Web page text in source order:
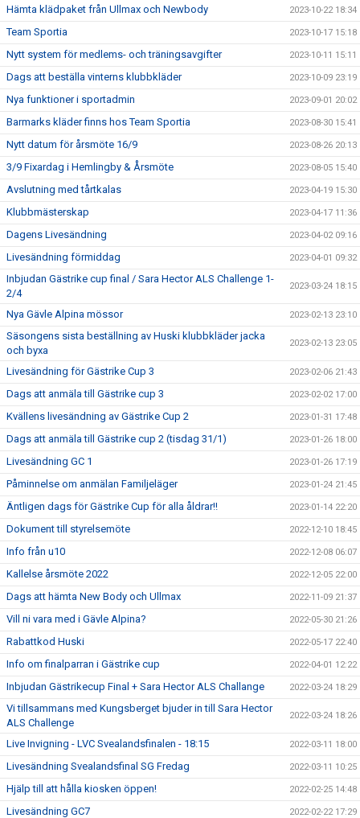
Hämta klädpaket från Ullmax och Newbody 2023-10-22 18:34
Team Sportia 2023-10-17 15:18
Nytt system för medlems- och träningsavgifter 2023-10-11 15:11
Dags att beställa vinterns klubbkläder 2023-10-09 23:19
Nya funktioner i sportadmin 2023-09-01 20:02
Barmarks kläder finns hos Team Sportia 2023-08-30 15:41
Nytt datum för årsmöte 16/9 2023-08-26 20:13
3/9 Fixardag i Hemlingby & Årsmöte 2023-08-05 15:40
Avslutning med tårtkalas 2023-04-19 15:30
Klubbmästerskap 2023-04-17 11:36
Dagens Livesändning 2023-04-02 09:16
Livesändning förmiddag 2023-04-01 09:32
Inbjudan Gästrike cup final / Sara Hector ALS Challenge 1-
2/4
2023-03-24 18:15
Nya Gävle Alpina mössor 2023-02-13 23:10
Säsongens sista beställning av Huski klubbkläder jacka
och byxa
2023-02-13 23:05
Livesändning för Gästrike Cup 3 2023-02-06 21:43
Dags att anmäla till Gästrike cup 3 2023-02-02 17:00
Kvällens livesändning av Gästrike Cup 2 2023-01-31 17:48
Dags att anmäla till Gästrike cup 2 (tisdag 31/1) 2023-01-26 18:00
Livesändning GC 1 2023-01-26 17:19
Påminnelse om anmälan Familjeläger 2023-01-24 21:45
Äntligen dags för Gästrike Cup för alla åldrar!! 2023-01-14 22:20
Dokument till styrelsemöte 2022-12-10 18:45
Info från u10 2022-12-08 06:07
Kallelse årsmöte 2022 2022-12-05 22:00
Dags att hämta New Body och Ullmax 2022-11-09 21:37
Vill ni vara med i Gävle Alpina? 2022-05-30 21:26
Rabattkod Huski 2022-05-17 22:40
Info om finalparran i Gästrike cup 2022-04-01 12:22
Inbjudan Gästrikecup Final + Sara Hector ALS Challange 2022-03-24 18:29
Vi tillsammans med Kungsberget bjuder in till Sara Hector
ALS Challenge
2022-03-24 18:26
Live Invigning - LVC Svealandsfinalen - 18:15 2022-03-11 18:00
Livesändning Svealandsfinal SG Fredag 2022-03-11 10:25
Hjälp till att hålla kiosken öppen! 2022-02-25 14:48
Livesändning GC7 2022-02-22 17:29